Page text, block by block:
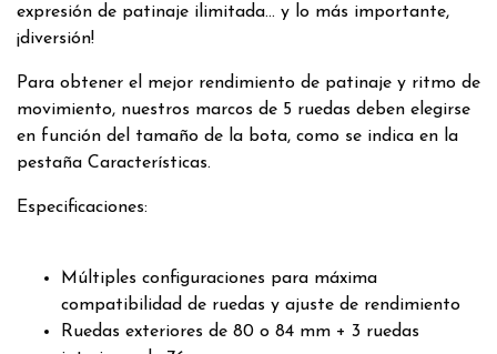
expresión de patinaje ilimitada... y lo más importante,
¡diversión!
Para obtener el mejor rendimiento de patinaje y ritmo de
movimiento, nuestros marcos de 5 ruedas deben elegirse
en función del tamaño de la bota, como se indica en la
pestaña Características.
Especificaciones:
Múltiples configuraciones para máxima
compatibilidad de ruedas y ajuste de rendimiento
Ruedas exteriores de 80 o 84 mm + 3 ruedas